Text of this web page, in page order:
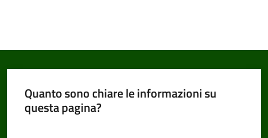
Quanto sono chiare le informazioni su
questa pagina?